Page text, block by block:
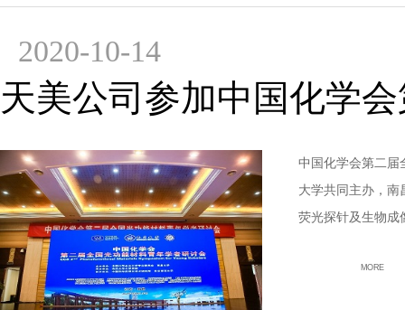
2020-10-14
天美公司参加中国化学
中国化学会第二届
大学共同主办，南
荧光探针及生物成
MORE